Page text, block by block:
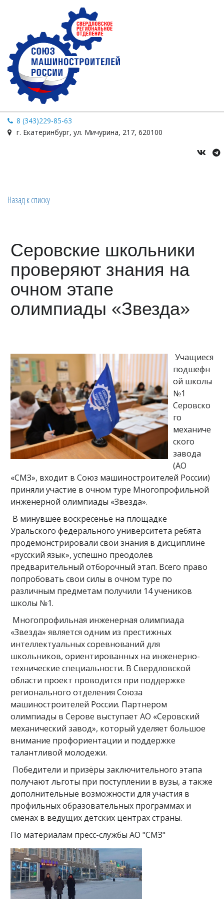
8 (343)229-85-63
г. Екатеринбург, ул. Мичурина, 217, 620100
Назад к списку
Серовские школьники
проверяют знания на
очном этапе
олимпиады «Звезда»
Учащиеся
подшефн
ой школы
№1
Серовско
го
механиче
ского
завода
(АО
«СМЗ», входит в Союз машиностроителей России)
приняли участие в очном туре Многопрофильной
инженерной олимпиады «Звезда».
В минувшее воскресенье на площадке
Уральского федерального университета ребята
продемонстрировали свои знания в дисциплине
«русский язык», успешно преодолев
предварительный отборочный этап. Всего право
попробовать свои силы в очном туре по
различным предметам получили 14 учеников
школы №1.
Многопрофильная инженерная олимпиада
«Звезда» является одним из престижных
интеллектуальных соревнований для
школьников, ориентированных на инженерно-
технические специальности. В Свердловской
области проект проводится при поддержке
регионального отделения Союза
машиностроителей России. Партнером
олимпиады в Серове выступает АО «Серовский
механический завод», который уделяет большое
внимание профориентации и поддержке
талантливой молодежи.
Победители и призёры заключительного этапа
получают льготы при поступлении в вузы, а также
дополнительные возможности для участия в
профильных образовательных программах и
сменах в ведущих детских центрах страны.
По материалам пресс-службы АО "СМЗ"